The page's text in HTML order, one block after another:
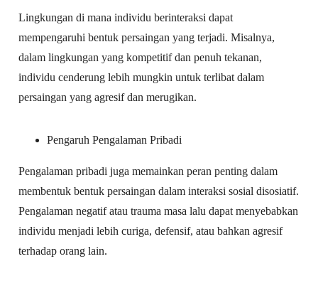
Lingkungan di mana individu berinteraksi dapat
mempengaruhi bentuk persaingan yang terjadi. Misalnya,
dalam lingkungan yang kompetitif dan penuh tekanan,
individu cenderung lebih mungkin untuk terlibat dalam
persaingan yang agresif dan merugikan.
Pengaruh Pengalaman Pribadi
Pengalaman pribadi juga memainkan peran penting dalam
membentuk bentuk persaingan dalam interaksi sosial disosiatif.
Pengalaman negatif atau trauma masa lalu dapat menyebabkan
individu menjadi lebih curiga, defensif, atau bahkan agresif
terhadap orang lain.